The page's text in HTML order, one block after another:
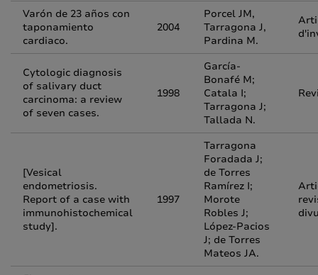
Varón de 23 años con
taponamiento
cardiaco.
2004
Porcel JM,
Tarragona J,
Pardina M.
Cytologic diagnosis
of salivary duct
carcinoma: a review
of seven cases.
1998
García-
Bonafé M;
Catala I;
Tarragona J;
Tallada N.
[Vesical
endometriosis.
Report of a case with
immunohistochemical
study].
1997
Tarragona
Foradada J;
de Torres
Ramírez I;
Morote
Robles J;
López-Pacios
J; de Torres
Mateos JA.